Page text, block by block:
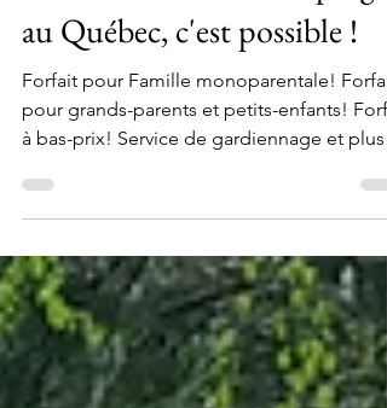
Vanessa Millette
Aug 24, 2021
2 min read
Un tout-inclus en camping
au Québec, c'est possible !
Forfait pour Famille monoparentale! Forfait
pour grands-parents et petits-enfants!